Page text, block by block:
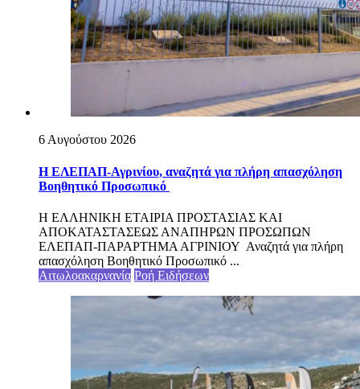
6 Αυγούστου 2026
Η ΕΛΕΠΑΠ-Αγρινίου, αναζητά για πλήρη απασχόληση
Βοηθητικό Προσωπικό
Η ΕΛΛΗΝΙΚΗ ΕΤΑΙΡΙΑ ΠΡΟΣΤΑΣΙΑΣ ΚΑΙ
ΑΠΟΚΑΤΑΣΤΑΣΕΩΣ ΑΝΑΠΗΡΩΝ ΠΡΟΣΩΠΩΝ
ΕΛΕΠΑΠ-ΠΑΡΑΡΤΗΜΑ ΑΓΡΙΝΙΟΥ Αναζητά για πλήρη
απασχόληση Βοηθητικό Προσωπικό ...
Αιτωλοακαρνανία Ροή Ειδήσεων